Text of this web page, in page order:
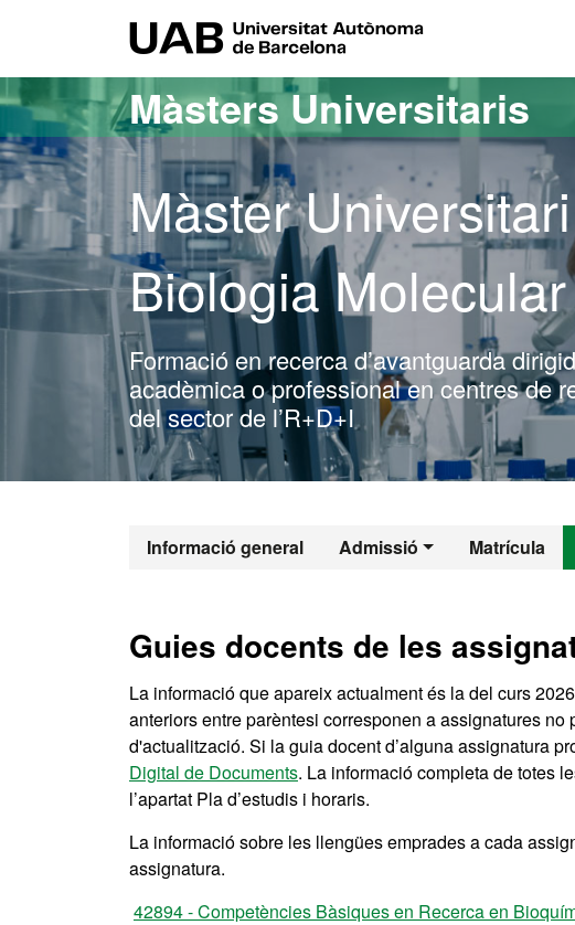
Màsters Universitaris
Màster
Biologia
Formació en recerca d’avantguarda
acadèmica o professional en centres de
del sector de l’R+D+I
Informació general Admissió Matrícula
Màster Oficial -
Guies docents de les
La informació que apareix actualment és la del curs
anteriors entre parèntesi corresponen a assignatures
d'actualització. Si la guia docent d’alguna assignatura
Digital de Documents. La informació completa de totes
l’apartat Pla d’estudis i horaris.
La informació sobre les llengües emprades a cada
assignatura.
42894 - Competències Bàsiques en Recerca en